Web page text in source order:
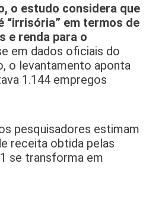
o estudo considera que
“irrisória” em termos de
e renda para o
em dados oficiais do
o levantamento aponta
1.144 empregos
pesquisadores estimam
receita obtida pelas
se transforma em